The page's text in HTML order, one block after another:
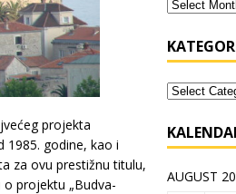
projekta
1985. godine, kao i
za ovu prestižnu titulu,
projektu „Budva-
AUGUST